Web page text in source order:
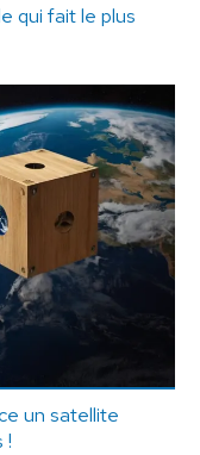
qui fait le plus
un satellite
!